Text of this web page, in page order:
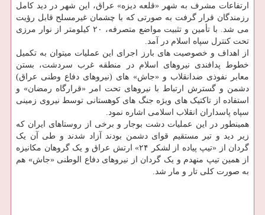
ارتفاعات مشرف به شهر «قلعه دیزه» عراق، این شهر در دید کامل
رزمندگان قرار گرفت به صورتی که با چشمان غیرمسلح قابل رؤیت
می شد. با تأمین و تثبیت مواضع متصرفه، ۲۰ کیلومتر از نوار مرزی
تحت کنترل سپاه اسلام در آمد.
از اهداف و خصوصیت های بارز اجرای این عملیات میتوان به تکمیل
خطوط پدافندی نیروهای اسلام در منطقه غرب سردشت، بستن
معابر نفوذی ضدانقلاب و «جاش» های (نیروهای دفاع وطنی عراق)
دشمن و گسترش ارتباط با نیروهای تحت امر «قرارگاه رمضان» و
استفاده از تاکتیک های ویژه جنگ های کوهستانی توسط نیروی زمینی
سپاه پاسداران انقلاب اسلامی اشاره نمود.
همینطور در این عملیات دشت بوجار و برخی از روستاهای ایران که
زیر دید و تیر مستقیم قوای دشمن بودند آزاد شدند و طی آن یک
گردان از «تیپ پیاده از لشکر ۲۴» ارتش عراق و یک گروهان مکانیزه
از همین تیپ منهدم و یک گردان از نیروهای دفاع الوطنی «جاش» هم
به صورت کلی تار و مار شد.